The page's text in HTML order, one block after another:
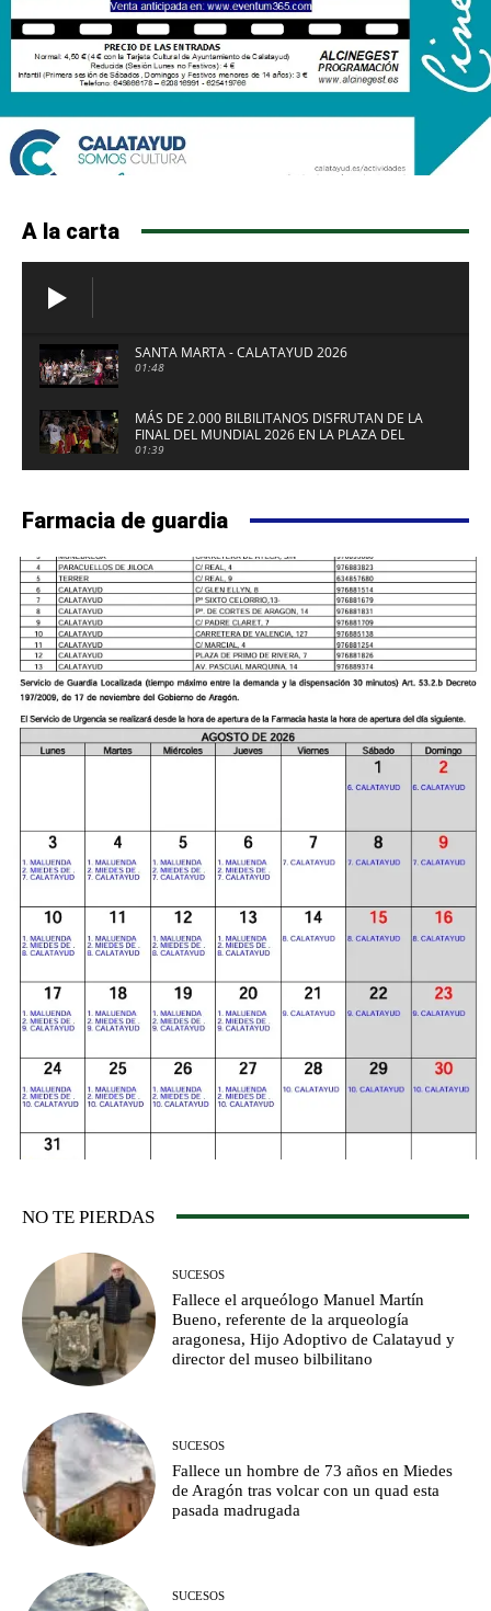
A la carta
SANTA MARTA - CALATAYUD 2026
01:48
MÁS DE 2.000 BILBILITANOS DISFRUTAN DE LA
FINAL DEL MUNDIAL 2026 EN LA PLAZA DEL
FUERTE DE CALATAYUD
01:39
Farmacia de guardia
NO TE PIERDAS
SUCESOS
Fallece el arqueólogo Manuel Martín
Bueno, referente de la arqueología
aragonesa, Hijo Adoptivo de Calatayud y
director del museo bilbilitano
SUCESOS
Fallece un hombre de 73 años en Miedes
de Aragón tras volcar con un quad esta
pasada madrugada
SUCESOS